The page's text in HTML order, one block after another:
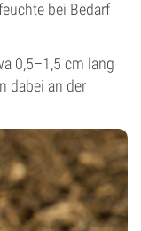
bei Bedarf
0,5–1,5 cm lang
dabei an der